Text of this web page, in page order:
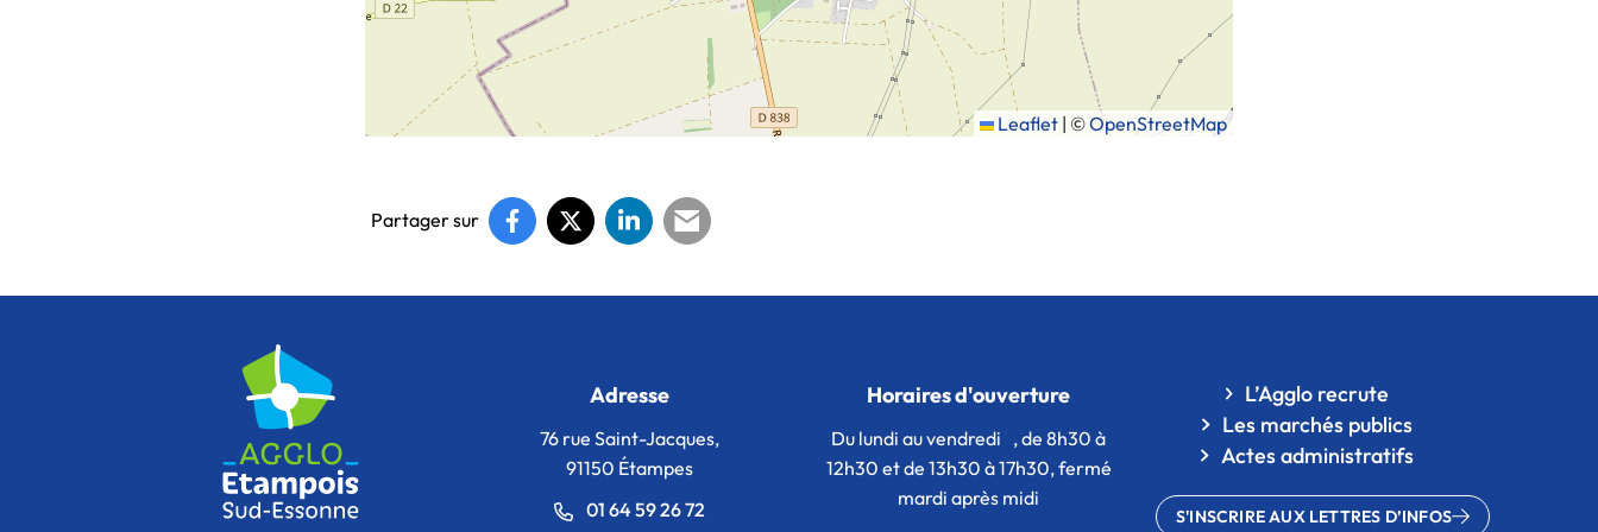
Leaflet | ©OpenStreetMap
Partager sur
Adresse
76 rue Saint-Jacques,
91150 Étampes
01 64 59 26 72
Horaires d'ouverture
Du lundi au vendredi , de 8h30 à
12h30 et de 13h30 à 17h30, fermé
mardi après midi
L’Agglo recrute
Les marchés publics
Actes administratifs
S'INSCRIRE AUX LETTRES D’INFOS